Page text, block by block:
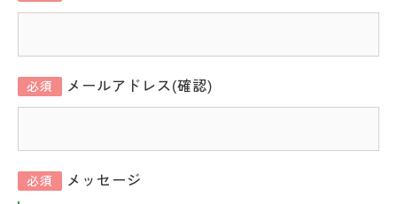
必須 メールアドレス(確認)
必須 メッセージ